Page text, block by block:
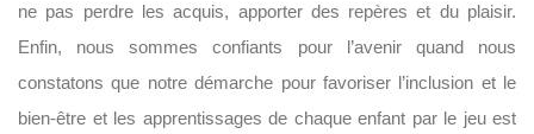
ne pas perdre les acquis, apporter des repères et du plaisir.
Enfin, nous sommes confiants pour l’avenir quand nous
constatons que notre démarche pour favoriser l’inclusion et le
bien-être et les apprentissages de chaque enfant par le jeu est